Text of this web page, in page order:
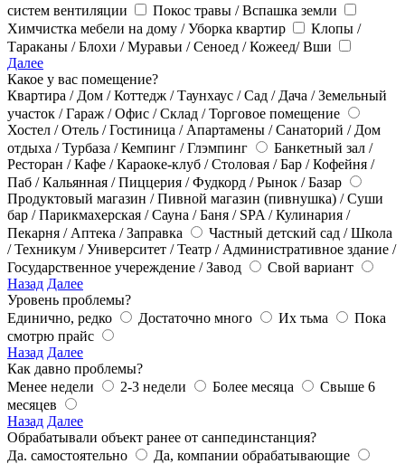
систем вентиляции
Покос травы / Вспашка земли
Химчистка мебели на дому / Уборка квартир
Клопы /
Тараканы / Блохи / Муравьи / Сеноед / Кожеед/ Вши
Далее
Какое у вас помещение?
Квартира / Дом / Коттедж / Таунхаус / Сад / Дача / Земельный
участок / Гараж / Офис / Склад / Торговое помещение
Хостел / Отель / Гостиница / Апартамены / Санаторий / Дом
отдыха / Турбаза / Кемпинг / Глэмпинг
Банкетный зал /
Ресторан / Кафе / Караоке-клуб / Столовая / Бар / Кофейня /
Паб / Кальянная / Пиццерия / Фудкорд / Рынок / Базар
Продуктовый магазин / Пивной магазин (пивнушка) / Суши
бар / Парикмахерская / Сауна / Баня / SPA / Кулинария /
Пекарня / Аптека / Заправка
Частный детский сад / Школа
/ Техникум / Университет / Театр / Административное здание /
Государственное учереждение / Завод
Свой вариант
Назад Далее
Уровень проблемы?
Единично, редко
Достаточно много Их тьма
Пока
смотрю прайс
Назад Далее
Как давно проблемы?
Менее недели
2-3 недели Более месяца
Свыше 6
месяцев
Назад Далее
Обрабатывали объект ранее от санпединстанция?
Да. самостоятельно
Да, компании обрабатывающие